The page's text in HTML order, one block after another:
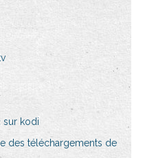
sur kodi
des téléchargements de